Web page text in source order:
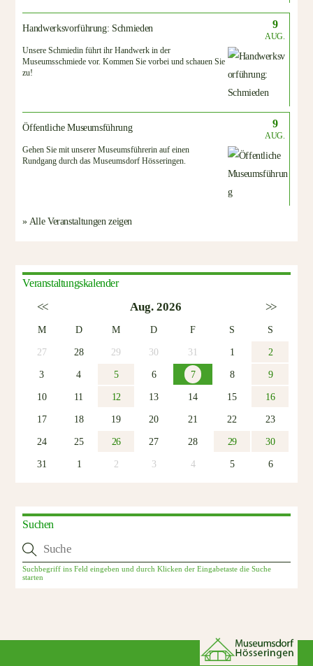
Handwerksvorführung: Schmieden 9
AUG.
Unsere Schmiedin führt ihr Handwerk in der
Museumsschmiede vor. Kommen Sie vorbei und schauen Sie
zu!
Öffentliche Museumsführung 9
AUG.
Gehen Sie mit unserer Museumsführerin auf einen
Rundgang durch das Museumsdorf Hösseringen.
» Alle Veranstaltungen zeigen
Veranstaltungskalender
<< Aug. 2026 >>
M D M D F S
S
27
28 29 30 31 1
2
3
4 5 6 7 8
9
10
11 12 13 14 15
16
17
18 19 20 21 22
23
24
25 26 27 28 29
30
31
1 2 3 4 5 6
Suchen